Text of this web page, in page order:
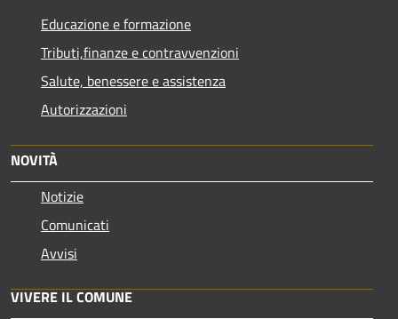
Educazione e formazione
Tributi,finanze e contravvenzioni
Salute, benessere e assistenza
Autorizzazioni
NOVITÀ
Notizie
Comunicati
Avvisi
VIVERE IL COMUNE